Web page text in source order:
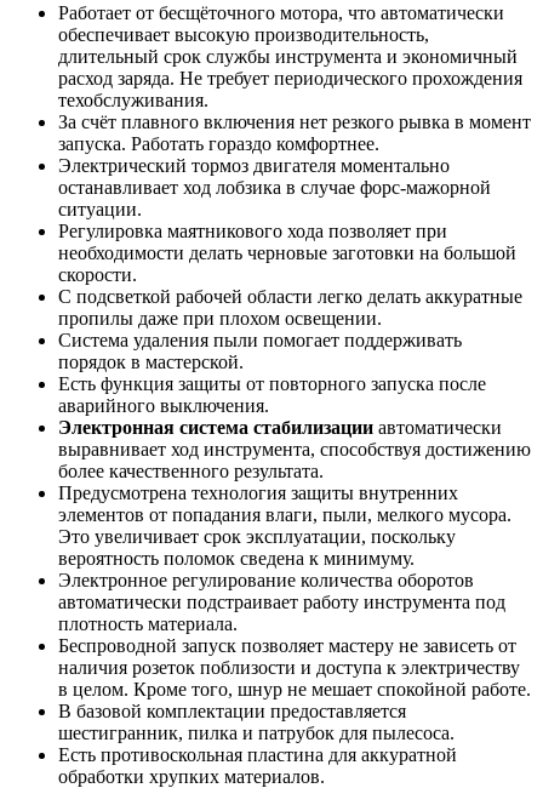
Работает от бесщёточного мотора, что автоматически
обеспечивает высокую производительность,
длительный срок службы инструмента и экономичный
расход заряда. Не требует периодического прохождения
техобслуживания.
За счёт плавного включения нет резкого рывка в момент
запуска. Работать гораздо комфортнее.
Электрический тормоз двигателя моментально
останавливает ход лобзика в случае форс-мажорной
ситуации.
Регулировка маятникового хода позволяет при
необходимости делать черновые заготовки на большой
скорости.
С подсветкой рабочей области легко делать аккуратные
пропилы даже при плохом освещении.
Система удаления пыли помогает поддерживать
порядок в мастерской.
Есть функция защиты от повторного запуска после
аварийного выключения.
Электронная система стабилизации автоматически
выравнивает ход инструмента, способствуя достижению
более качественного результата.
Предусмотрена технология защиты внутренних
элементов от попадания влаги, пыли, мелкого мусора.
Это увеличивает срок эксплуатации, поскольку
вероятность поломок сведена к минимуму.
Электронное регулирование количества оборотов
автоматически подстраивает работу инструмента под
плотность материала.
Беспроводной запуск позволяет мастеру не зависеть от
наличия розеток поблизости и доступа к электричеству
в целом. Кроме того, шнур не мешает спокойной работе.
В базовой комплектации предоставляется
шестигранник, пилка и патрубок для пылесоса.
Есть противоскольная пластина для аккуратной
обработки хрупких материалов.